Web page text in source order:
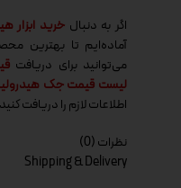
اگر به دنبال خرید ابزار
آماده‌ایم تا بهترین
می‌توانید برای دریافت
لیست قیمت جک
اطلاعات لازم را دریافت
نظرات (0)
Shipping & Delivery